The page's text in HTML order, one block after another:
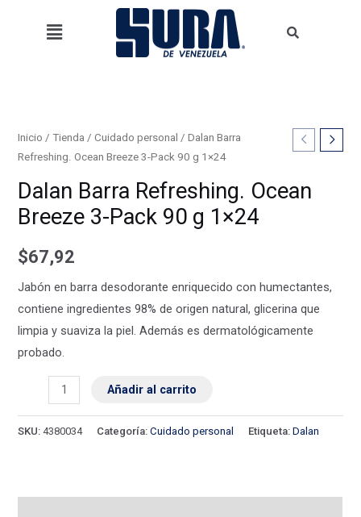
Menú
Inicio /Tienda /Cuidado personal / Dalan Barra
Refreshing. Ocean Breeze 3-Pack 90 g 1×24
Dalan Barra Refreshing. Ocean
Breeze 3-Pack 90 g 1×24
$67,92
Jabón en barra desodorante enriquecido con humectantes,
contiene ingredientes 98% de origen natural, glicerina que
limpia y suaviza la piel. Además es dermatológicamente
probado.
Dalan
Barra
Refreshing.
Breeze
3-
Pack
90
g
1x24
cantidad
Añadir al carrito
SKU:4380034 Categoría:Cuidado personal Etiqueta:Dalan
Ocean
g
1x24
cantidad